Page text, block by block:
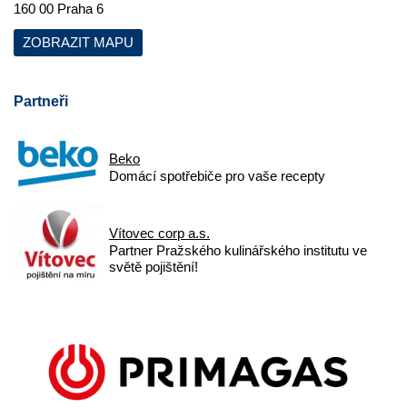
160 00 Praha 6
ZOBRAZIT MAPU
Partneři
Beko
Domácí spotřebiče pro vaše recepty
Vítovec corp a.s.
Partner Pražského kulinářského institutu ve
světě pojištění!